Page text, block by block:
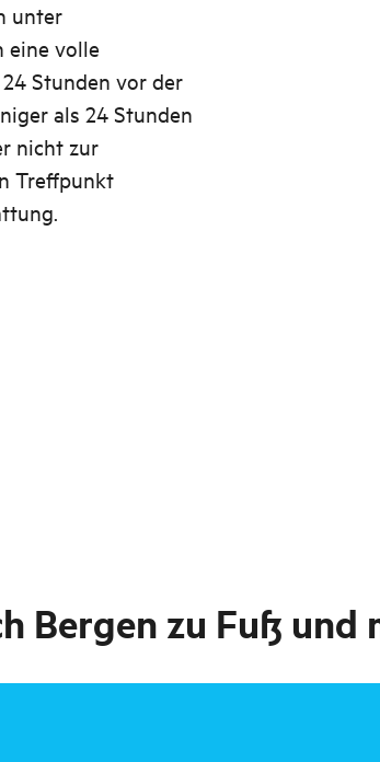
unter
eine volle
Stunden vor der
als 24 Stunden
nicht zur
Treffpunkt
Bergen zu Fuß und